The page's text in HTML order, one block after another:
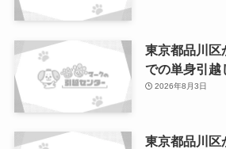
東京都品川区
での単身引越
2026年8月3日
東京都品川区